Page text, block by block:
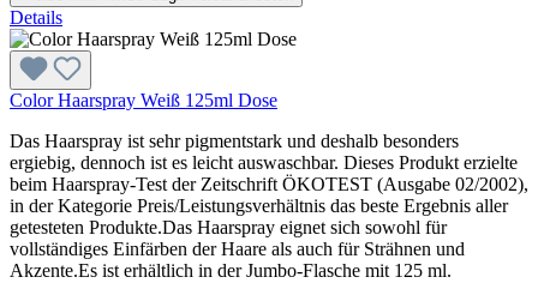
Details
Color Haarspray Weiß 125ml Dose
Das Haarspray ist sehr pigmentstark und deshalb besonders
ergiebig, dennoch ist es leicht auswaschbar. Dieses Produkt erzielte
beim Haarspray-Test der Zeitschrift ÖKOTEST (Ausgabe 02/2002),
in der Kategorie Preis/Leistungsverhältnis das beste Ergebnis aller
getesteten Produkte.Das Haarspray eignet sich sowohl für
vollständiges Einfärben der Haare als auch für Strähnen und
Akzente.Es ist erhältlich in der Jumbo-Flasche mit 125 ml.